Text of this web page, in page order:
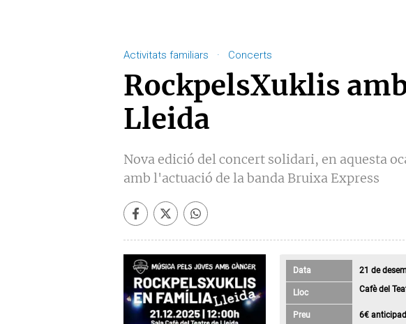
Activitats familiars · Concerts
RockpelsXuklis
Lleida
Nova edició del concert solidari, en aquesta
amb l'actuació de la banda Bruixa Express
Data 21 de
Lloc Cafè del
Preu 6€